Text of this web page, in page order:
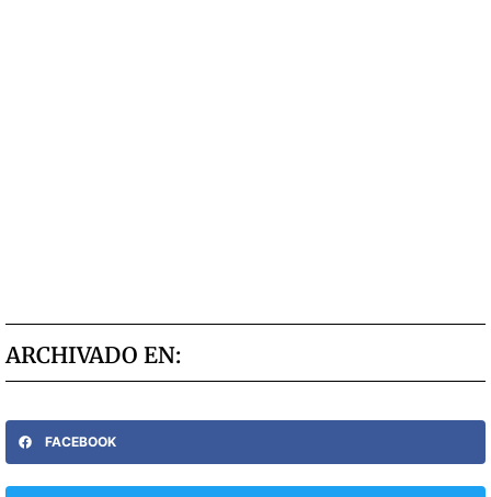
ARCHIVADO EN:
FACEBOOK